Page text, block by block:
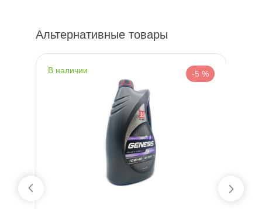
Альтернативные товары
наличии -5 %